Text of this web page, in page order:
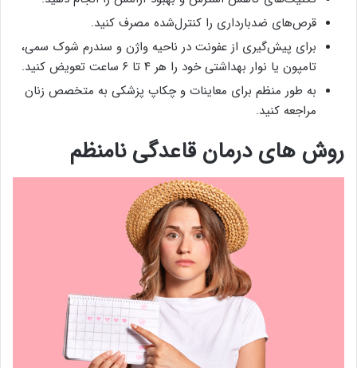
قرص‌های ضدبارداری را کنترل‌شده مصرف کنید.
برای پیش‌گیری از عفونت در ناحیه واژن و سندرم شوک سمی،
تامپون یا نوار بهداشتی خود را هر ۴ تا ۶ ساعت تعویض کنید.
به طور منظم برای معاینات و چکاپ پزشکی به متخصص زنان
مراجعه کنید.
روش های درمان قاعدگی نامنظم